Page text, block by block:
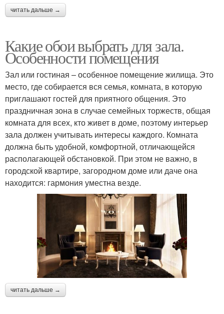
читать дальше →
Какие обои выбрать для зала.
Особенности помещения
Зал или гостиная – особенное помещение жилища. Это
место, где собирается вся семья, комната, в которую
приглашают гостей для приятного общения. Это
праздничная зона в случае семейных торжеств, общая
комната для всех, кто живет в доме, поэтому интерьер
зала должен учитывать интересы каждого. Комната
должна быть удобной, комфортной, отличающейся
располагающей обстановкой. При этом не важно, в
городской квартире, загородном доме или даче она
находится: гармония уместна везде.
читать дальше →